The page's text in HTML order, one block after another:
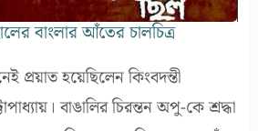
বাংলার আঁতের চালচিত্র
হয়েছিলেন কিংবদন্তী
বাঙালির চিরন্তন অপু-কে শ্রদ্ধা